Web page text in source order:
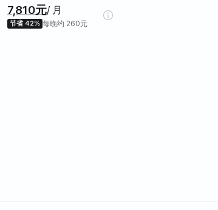
7,810元/ 月
节省 42% 每晚约 260元